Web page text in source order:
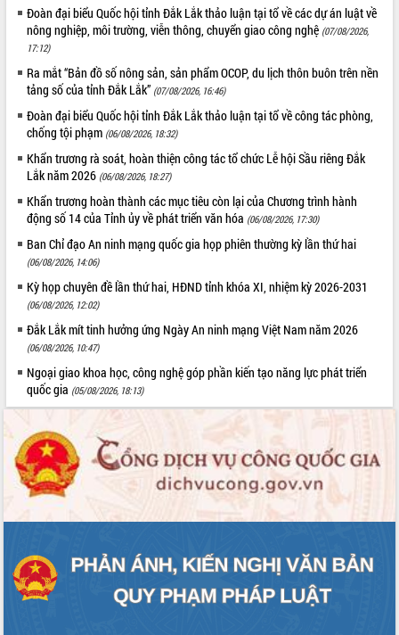
sản sống” trong dòng chảy toàn cầu
Xây dựng nông thôn mới: Nâng cao đời
sống người dân từ những mô hình thiết
thực
Quyết liệt tháo gỡ vướng mắc, đẩy
nhanh tiến độ các dự án trọng điểm
trong Khu kinh tế Nam Phú Yên
Hòn Yến phát triển du lịch gắn với bảo
tồn biển
Lấy ý kiến điều chỉnh Quy hoạch tỉnh
Đắk Lắk thời kỳ 2021-2030, tầm nhìn
đến năm 2050
Phát động chiến dịch 30 ngày đêm
giải phóng mặt bằng Tuyến đường bộ
ven biển
Đắk Lắk nỗ lực thúc đẩy tăng trưởng
kinh tế từ 10% trở lên trong Quý
II/2026
Đắk Lắk ký kết thỏa thuận hợp tác về
chuyển đổi số giai đoạn 2026 – 2030
với Tập đoàn Bưu chính Viễn thông
Thứ trưởng Bộ Y tế làm việc với tỉnh
Đắk Lắk về phát triển nhân lực y tế
cho trạm y tế cấp xã
Du lịch Đắk Lắk nâng tầm trải nghiệm
Tập huấn ứng dụng trí tuệ nhân tạo (AI)
trong thương mại điện tử năm 2026
Đoàn đại biểu Quốc hội tỉnh Đắk Lắk
Đoàn đại biểu Quốc hội tỉnh Đắk Lắk thảo luận tại tổ về các dự án luật về
nông nghiệp, môi trường, viễn thông, chuyển giao công nghệ (07/08/2026,
17:12)
Ra mắt “Bản đồ số nông sản, sản phẩm OCOP, du lịch thôn buôn trên nền
tảng số của tỉnh Đắk Lắk” (07/08/2026, 16:46)
Đoàn đại biểu Quốc hội tỉnh Đắk Lắk thảo luận tại tổ về công tác phòng,
chống tội phạm (06/08/2026, 18:32)
Khẩn trương rà soát, hoàn thiện công tác tổ chức Lễ hội Sầu riêng Đắk
Lắk năm 2026 (06/08/2026, 18:27)
Khẩn trương hoàn thành các mục tiêu còn lại của Chương trình hành
động số 14 của Tỉnh ủy về phát triển văn hóa (06/08/2026, 17:30)
Ban Chỉ đạo An ninh mạng quốc gia họp phiên thường kỳ lần thứ hai
(06/08/2026, 14:06)
Kỳ họp chuyên đề lần thứ hai, HĐND tỉnh khóa XI, nhiệm kỳ 2026-2031
(06/08/2026, 12:02)
Đắk Lắk mít tinh hưởng ứng Ngày An ninh mạng Việt Nam năm 2026
(06/08/2026, 10:47)
Ngoại giao khoa học, công nghệ góp phần kiến tạo năng lực phát triển
quốc gia (05/08/2026, 18:13)